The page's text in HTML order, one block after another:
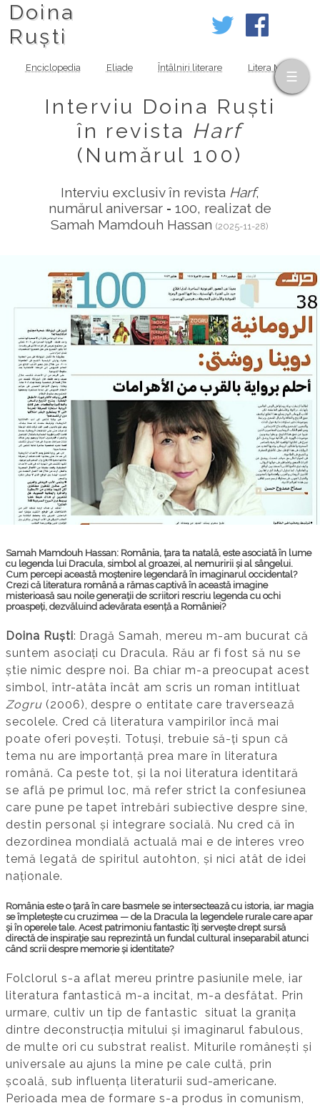
Doina
Ruști
Enciclopedia Eliade Întâlniri literare Litera MOV
Interviu Doina Ruști
în revista Harf
(Numărul 100)
Interviu exclusiv în revista Harf,
numărul aniversar ‑ 100, realizat de
Samah Mamdouh Hassan(2025-11-28)
Samah Mamdouh Hassan: România, țara ta natală, este asociată în lume
cu legenda lui Dracula, simbol al groazei, al nemuririi și al sângelui.
Cum percepi această moștenire legendară în imaginarul occidental?
Crezi că literatura română a rămas captivă în această imagine
misterioasă sau noile generații de scriitori rescriu legenda cu ochi
proaspeți, dezvăluind adevărata esență a României?
Doina Ruști: Dragă Samah, mereu m-am bucurat că
suntem asociați cu Dracula. Rău ar fi fost să nu se
știe nimic despre noi. Ba chiar m-a preocupat acest
simbol, într-atâta încât am scris un roman intitluat
Zogru (2006), despre o entitate care traversează
secolele. Cred că literatura vampirilor încă mai
poate oferi povești. Totuși, trebuie să-ți spun că
tema nu are importanță prea mare în literatura
română. Ca peste tot, și la noi literatura identitară
se află pe primul loc, mă refer strict la confesiunea
care pune pe tapet întrebări subiective despre sine,
destin personal și integrare socială. Nu cred că în
dezordinea mondială actuală mai e de interes vreo
temă legată de spiritul autohton, și nici atât de idei
naționale.
România este o țară în care basmele se intersectează cu istoria, iar magia
se împletește cu cruzimea — de la Dracula la legendele rurale care apar
și în operele tale. Acest patrimoniu fantastic îți servește drept sursă
directă de inspirație sau reprezintă un fundal cultural inseparabil atunci
când scrii despre memorie și identitate?
Folclorul s-a aflat mereu printre pasiunile mele, iar
literatura fantastică m-a incitat, m-a desfătat. Prin
urmare, cultiv un tip de fantastic situat la granița
dintre deconstrucția mitului și imaginarul fabulous,
de multe ori cu substrat realist. Miturile românești și
universale au ajuns la mine pe cale cultă, prin
școală, sub influența literaturii sud-americane.
Perioada mea de formare s-a produs în comunism,